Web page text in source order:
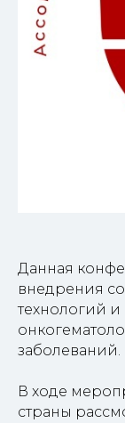
Данная
внедрения
технологий
заболеваний.
В ходе
страны